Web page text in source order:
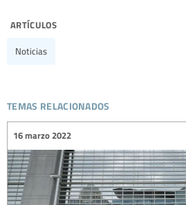
artículos
Noticias
temas relacionados
16 marzo 2022